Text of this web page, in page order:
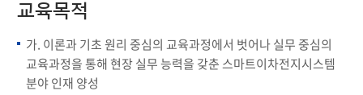
교육목적
가. 이론과 기초 원리 중심의 교육과정에서 벗어나 실무 중심의
교육과정을 통해 현장 실무 능력을 갖춘 스마트이차전지시스템
분야 인재 양성